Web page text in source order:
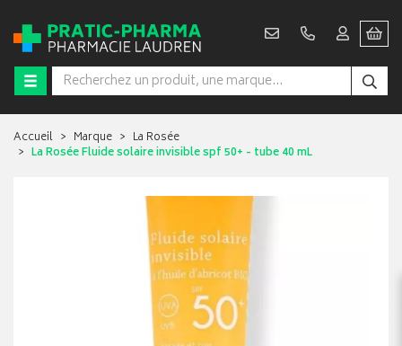
Accueil Marque
La Rosée
La Rosée Fluide solaire invisible spf 50+ - tube 40 mL